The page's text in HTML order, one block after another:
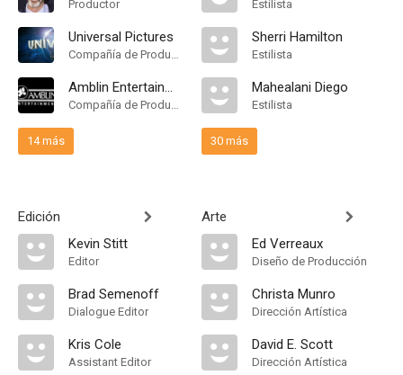
Productor
Universal Pictures
Compañía de Produccion
Amblin Entertainment
Compañía de Produccion
14 más
Edición
Kevin Stitt
Editor
Brad Semenoff
Dialogue Editor
Kris Cole
Assistant Editor
Estilista
Sherri Hamilton
Estilista
Mahealani Diego
Estilista
30 más
Arte
Ed Verreaux
Diseño de Producción
Christa Munro
Dirección Artística
David E. Scott
Dirección Artística